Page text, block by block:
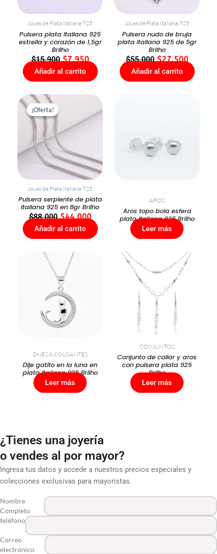
Joyas de Plata Italiana 925
Pulsera plata italiana 925
estrella y corazón de 1,5gr
Brilho
$15.900 $7.950
Añadir al carrito
Joyas de Plata Italiana 925
Pulsera nudo de bruja
plata italiana 925 de 5gr
Brilho
$55.000 $27.500
Añadir al carrito
¡Oferta!
¡Oferta!
Joyas de Plata Italiana 925
Pulsera serpiente de plata
italiana 925 en 8gr Brilho
$88.000
original
era:
$88.000.
$44.000
El
precio
actual
Añadir al carrito
AROS
Aros topo bola esfera
plata italiana 925 Brilho
Leer más
DIJES & COLGANTES
Dije gatito en la luna en
plata italiana 925 Brilho
Leer más
CONJUNTOS
Conjunto de collar y aros
con pulsera plata 925
Brilho
Leer más
¿Tienes una joyería
o vendes al por mayor?
Ingresa tus datos y accede a nuestros precios especiales y
colecciones exclusivas para mayoristas.
Nombre
Completo
teléfono
Correo
electrónico